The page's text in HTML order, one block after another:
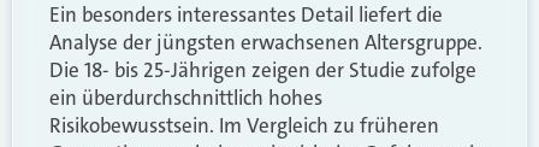
Ein besonders interessantes Detail liefert die
Analyse der jüngsten erwachsenen Altersgruppe.
Die 18- bis 25-Jährigen zeigen der Studie zufolge
ein überdurchschnittlich hohes
Risikobewusstsein. Im Vergleich zu früheren